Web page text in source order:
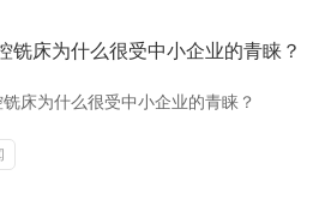
铣床为什么很受中小企业的青睐？
床为什么很受中小企业的青睐？